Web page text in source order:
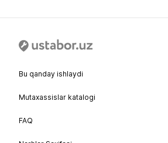
Bu qanday ishlaydi
Mutaxassislar katalogi
FAQ